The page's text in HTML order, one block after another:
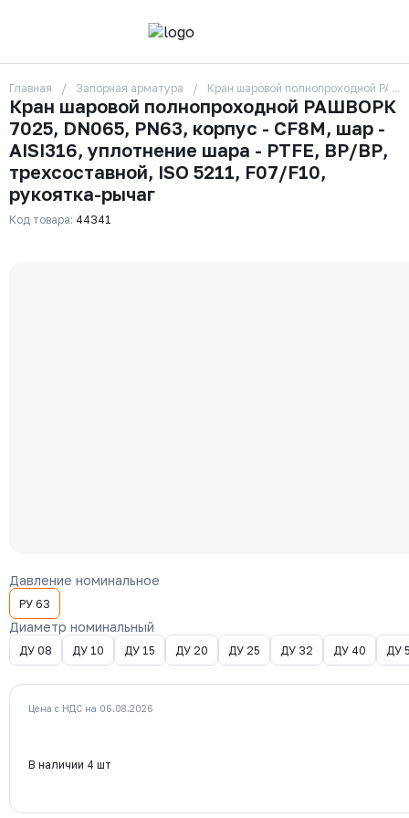
О компании
Контакты
Бренды
Отзывы
Сотрудники
Вакансии
Доставка
Оплата
Главная Запорная арматура Кран шаровой полнопроходной
Кран шаровой полнопроходной РАШВОРК
7025, DN065, PN63, корпус - CF8M, шар -
AISI316, уплотнение шара - PTFE, ВР/ВР,
трехсоставной, ISO 5211, F07/F10,
рукоятка-рычаг
Код товара: 44341
Давление номинальное
РУ 63
Диаметр номинальный
ДУ 08 ДУ 10 ДУ 15 ДУ 20 ДУ 25 ДУ 32 ДУ 40 ДУ
Цена с НДС на 06.08.2026
В наличии 4 шт